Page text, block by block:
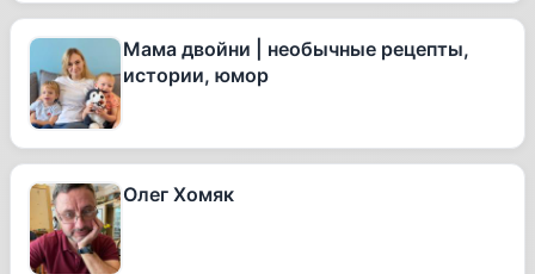
Мама двойни | необычные рецепты,
истории, юмор
Олег Хомяк